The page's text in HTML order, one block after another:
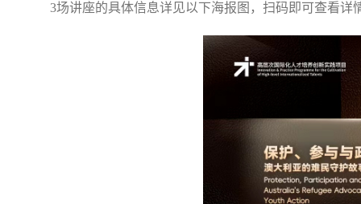
3场讲座的具体信息详见以下海报图，扫码即可查看详